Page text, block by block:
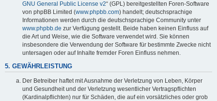
GNU General Public License v2“ (GPL) bereitgestellten Foren-Software
von phpBB Limited (www.phpbb.com) handelt; deutschsprachige
Informationen werden durch die deutschsprachige Community unter
www.phpbb.de zur Verfügung gestellt. Beide haben keinen Einfluss auf
die Art und Weise, wie die Software verwendet wird. Sie können
insbesondere die Verwendung der Software für bestimmte Zwecke nicht
untersagen oder auf Inhalte fremder Foren Einfluss nehmen.
5. GEWÄHRLEISTUNG
Der Betreiber haftet mit Ausnahme der Verletzung von Leben, Körper
und Gesundheit und der Verletzung wesentlicher Vertragspflichten
(Kardinalpflichten) nur für Schäden, die auf ein vorsätzliches oder grob